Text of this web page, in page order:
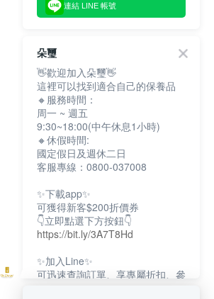
連結 LINE 帳號
朵璽
👋歡迎加入朵璽👋
這裡可以找到適合自己的保養品
🔸服務時間：
周一 ~ 週五
9:30~18:00(中午休息1小時)
🔸休假時間:
國定假日及週休二日
客服專線：0800-037008
✨下載app✨
可獲得新客$200折價券
👇立即點選下方按鈕👇
https://bit.ly/3A7T8Hd
✨加入Line✨
可迅速查詢訂單、享專屬折扣、參